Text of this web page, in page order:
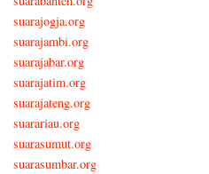
suarajogja.org
suarajambi.org
suarajabar.org
suarajatim.org
suarajateng.org
suarariau.org
suarasumut.org
suarasumbar.org